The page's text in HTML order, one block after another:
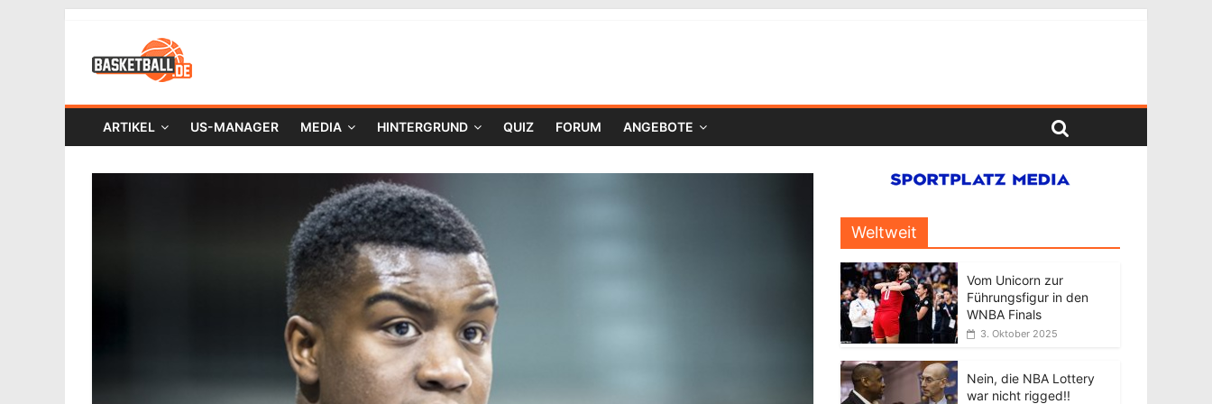
ARTIKEL US-MANAGER MEDIA HINTERGRUND QUIZ FORUM ANGEBOTE
Weltweit
Vom Unicorn zur
Führungsfigur in den
WNBA Finals
3. Oktober 2025
Nein, die NBA Lottery
war nicht rigged!!